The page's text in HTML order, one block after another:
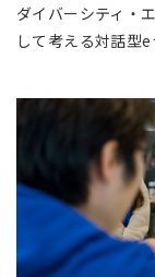
ダイバーシティ・
して考える対話型